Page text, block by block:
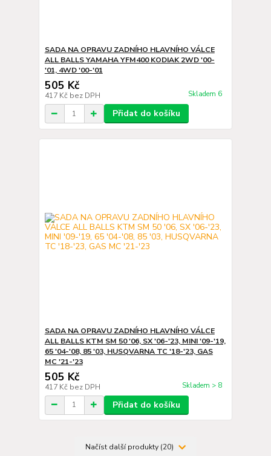
SADA NA OPRAVU ZADNÍHO HLAVNÍHO VÁLCE
ALL BALLS YAMAHA YFM400 KODIAK 2WD '00-
'01, 4WD '00-'01
505 Kč
417 Kč bez DPH Skladem 6
Přidat do košíku
SADA NA OPRAVU ZADNÍHO HLAVNÍHO VÁLCE
ALL BALLS KTM SM 50 '06, SX '06-'23, MINI '09-'19,
65 '04-'08, 85 '03, HUSQVARNA TC '18-'23, GAS
MC '21-'23
505 Kč
417 Kč bez DPH Skladem > 8
Přidat do košíku
Načíst další produkty (20)